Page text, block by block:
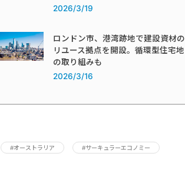
2026/3/19
ロンドン市、港湾跡地で建設資材の
リユース拠点を開設。循環型住宅地
の取り組みも
2026/3/16
#オーストラリア #サーキュラーエコノミー